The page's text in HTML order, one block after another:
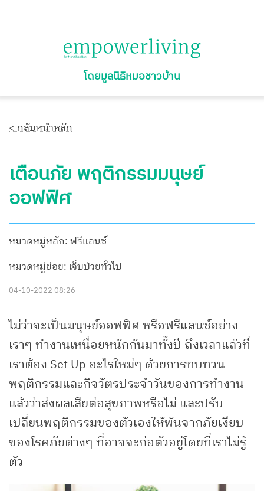
โดยมูลนิธิหมอชาวบ้าน
< กลับหน้าหลัก
เตือนภัย พฤติกรรมมนุษย์
ออฟฟิศ
หมวดหมู่หลัก: ฟรีแลนซ์
หมวดหมู่ย่อย: เจ็บป่วยทั่วไป
04-10-2022 08:26
ไม่ว่าจะเป็นมนุษย์ออฟฟิศ หรือฟรีแลนซ์อย่าง
เราๆ ทำงานเหนื่อยหนักกันมาทั้งปี ถึงเวลาแล้วที่
เราต้อง Set Up อะไรใหม่ๆ ด้วยการทบทวน
พฤติกรรมและกิจวัตรประจำวันของการทำงาน
แล้วว่าส่งผลเสียต่อสุขภาพหรือไม่ และปรับ
เปลี่ยนพฤติกรรมของตัวเองให้พ้นจากภัยเงียบ
ของโรคภัยต่างๆ ที่อาจจะก่อตัวอยู่โดยที่เราไม่รู้
ตัว